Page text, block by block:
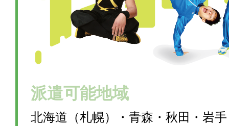
派遣可能地域
北海道（札幌）・青森・秋田・岩